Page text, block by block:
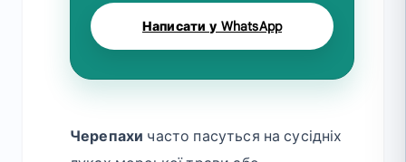
Написати у WhatsApp
Черепахи часто пасуться на сусідніх